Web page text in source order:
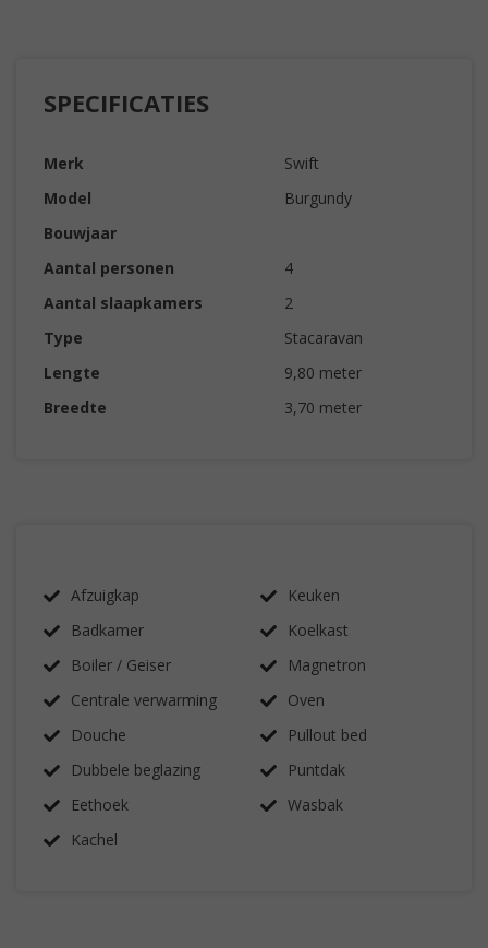
SPECIFICATIES
Merk
Swift
Model
Burgundy
Bouwjaar
Aantal personen
4
Aantal slaapkamers
2
Type
Stacaravan
Lengte
9,80 meter
Breedte
3,70 meter
Afzuigkap
Badkamer
Boiler / Geiser
Centrale verwarming
Douche
Dubbele beglazing
Eethoek
Kachel
Keuken
Koelkast
Magnetron
Oven
Pullout bed
Puntdak
Wasbak